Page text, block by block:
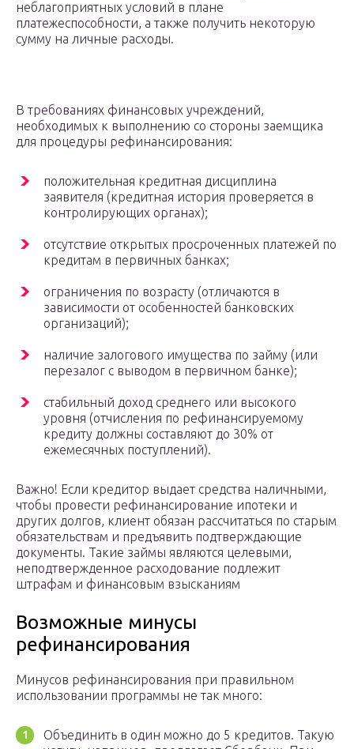
неблагоприятных условий в плане
платежеспособности, а также получить некоторую
сумму на личные расходы.
В требованиях финансовых учреждений,
необходимых к выполнению со стороны заемщика
для процедуры рефинансирования:
положительная кредитная дисциплина
заявителя (кредитная история проверяется в
контролирующих органах);
отсутствие открытых просроченных платежей по
кредитам в первичных банках;
ограничения по возрасту (отличаются в
зависимости от особенностей банковских
организаций);
наличие залогового имущества по займу (или
перезалог с выводом в первичном банке);
стабильный доход среднего или высокого
уровня (отчисления по рефинансируемому
кредиту должны составляют до 30% от
ежемесячных поступлений).
Важно! Если кредитор выдает средства наличными,
чтобы провести рефинансирование ипотеки и
других долгов, клиент обязан рассчитаться по старым
обязательствам и предъявить подтверждающие
документы. Такие займы являются целевыми,
неподтвержденное расходование подлежит
штрафам и финансовым взысканиям
Возможные минусы
рефинансирования
Минусов рефинансирования при правильном
использовании программы не так много:
Объединить в один можно до 5 кредитов. Такую